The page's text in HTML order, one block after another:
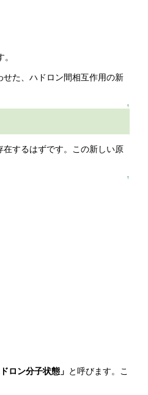
た、ハドロン間相互作用の新
↑
在するはずです。この新しい原
↑
ドロン分子状態」 と呼びます。こ